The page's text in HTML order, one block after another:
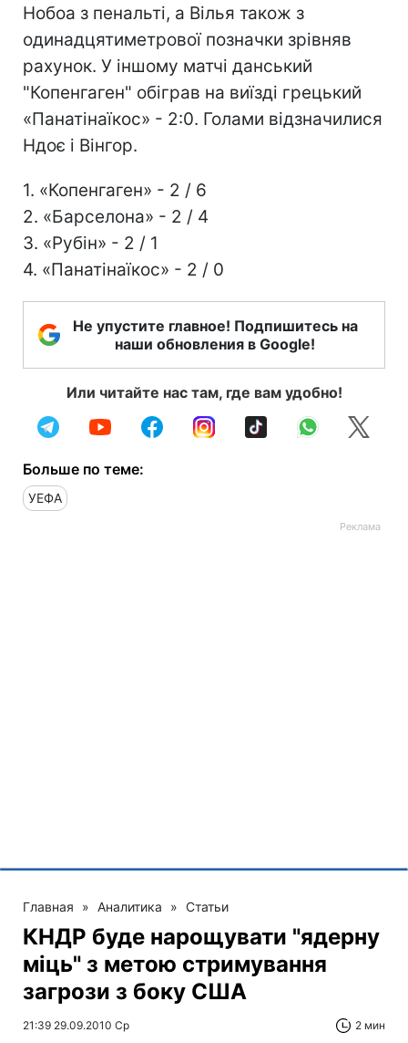
Нобоа з пенальті, а Вілья також з
одинадцятиметрової позначки зрівняв
рахунок. У іншому матчі данський
"Копенгаген" обіграв на виїзді грецький
«Панатінаїкос» - 2:0. Голами відзначилися
Ндоє і Вінгор.
1. «Копенгаген» - 2 / 6
2. «Барселона» - 2 / 4
3. «Рубін» - 2 / 1
4. «Панатінаїкос» - 2 / 0
Не упустите главное! Подпишитесь на
наши обновления в Google!
Или читайте нас там, где вам удобно!
Больше по теме:
УЕФА
Главная » Аналитика » Статьи
КНДР буде нарощувати "ядерну
міць" з метою стримування
загрози з боку США
21:39 29.09.2010 Ср 2 мин